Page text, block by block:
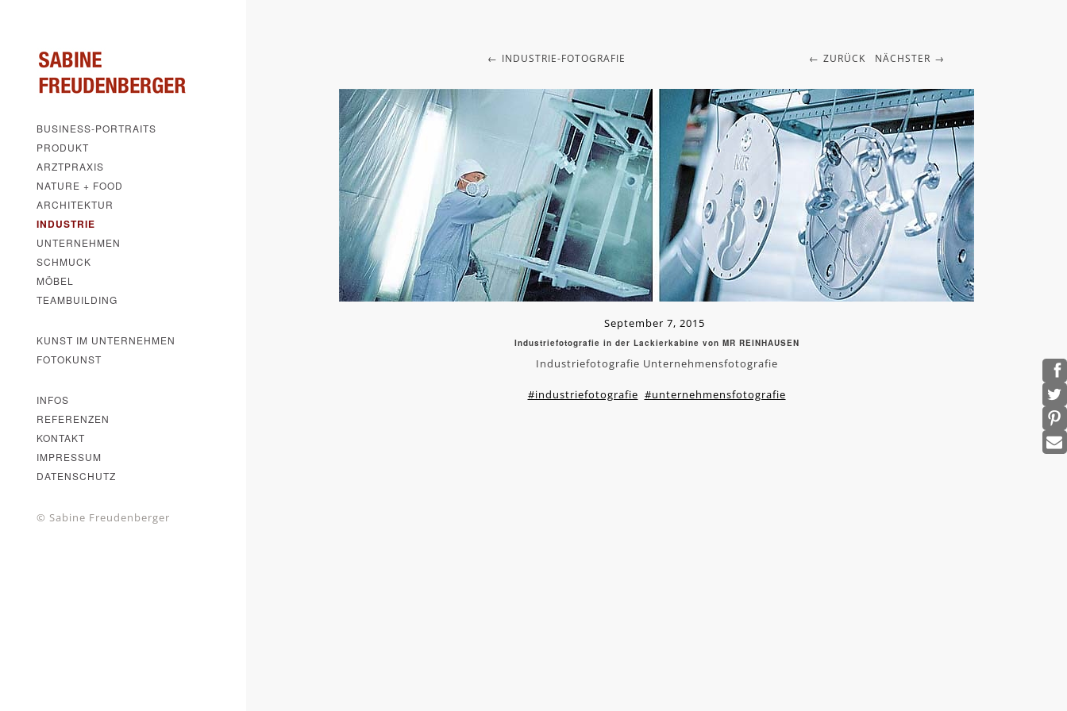
BUSINESS-PORTRAITS
PRODUKT
ARZTPRAXIS
NATURE + FOOD
ARCHITEKTUR
INDUSTRIE
UNTERNEHMEN
SCHMUCK
MÖBEL
TEAMBUILDING
KUNST IM UNTERNEHMEN
FOTOKUNST
INFOS
REFERENZEN
KONTAKT
IMPRESSUM
DATENSCHUTZ
© Sabine Freudenberger
ZURÜCK NÄCHSTER
INDUSTRIE-FOTOGRAFIE
September 7, 2015
Industriefotografie in der Lackierkabine von MR REINHAUSEN
Industriefotografie Unternehmensfotografie
#industriefotografie #unternehmensfotografie